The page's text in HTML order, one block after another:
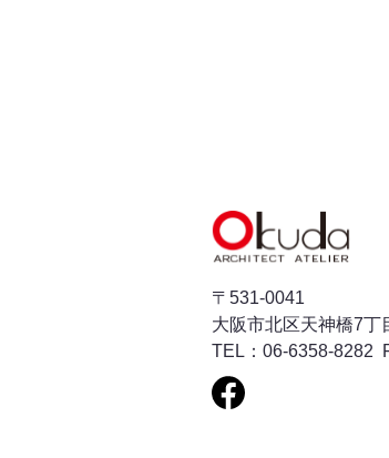
〒531-0041
大阪市北区天神橋7丁
TEL： 06-6358-8282